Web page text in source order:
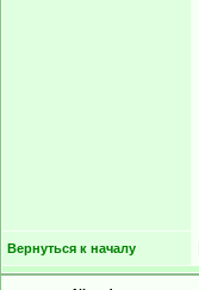
Вернуться к началу